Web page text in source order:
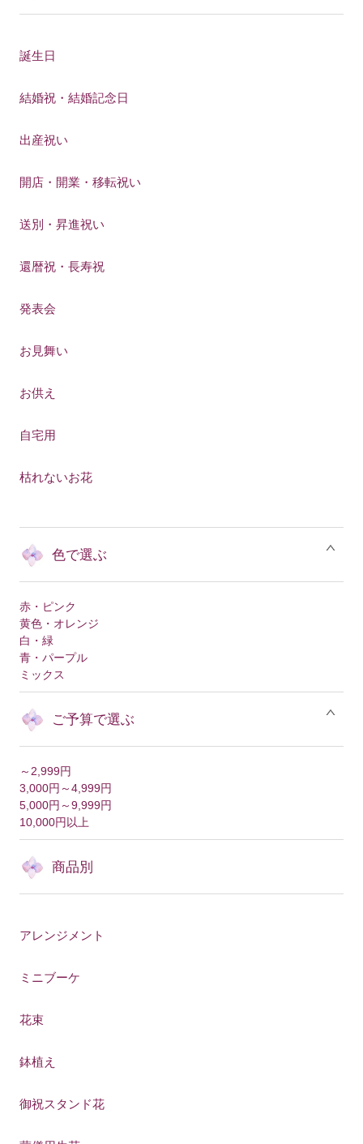
誕生日
結婚祝・結婚記念日
出産祝い
開店・開業・移転祝い
送別・昇進祝い
還暦祝・長寿祝
発表会
お見舞い
お供え
自宅用
枯れないお花
色で選ぶ
赤・ピンク
黄色・オレンジ
白・緑
青・パープル
ミックス
ご予算で選ぶ
～2,999円
3,000円～4,999円
5,000円～9,999円
10,000円以上
商品別
アレンジメント
ミニブーケ
花束
鉢植え
御祝スタンド花